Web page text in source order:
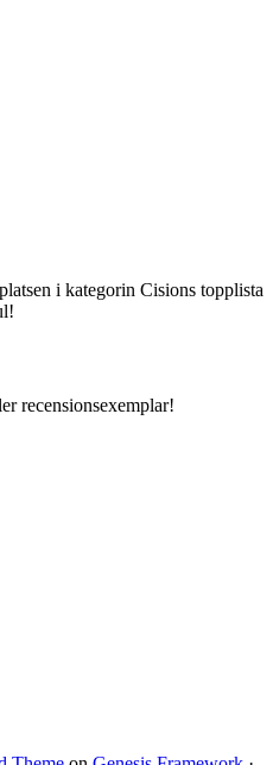
i kategorin Cisions topplista
recensionsexemplar!